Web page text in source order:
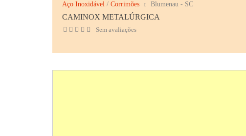
Aço Inoxidável / Corrimões Blumenau - SC
CAMINOX METALÚRGICA
Sem avaliações